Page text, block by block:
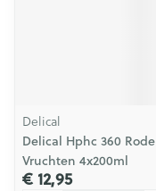
Delical
Delical Hphc 360 Rode
Vruchten 4x200ml
€ 12,95